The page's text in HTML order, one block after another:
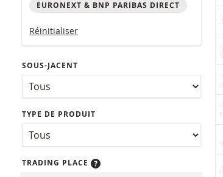
EURONEXT & BNP PARIBAS DIRECT
Réinitialiser
SOUS-JACENT
TYPE DE PRODUIT
TRADING PLACE